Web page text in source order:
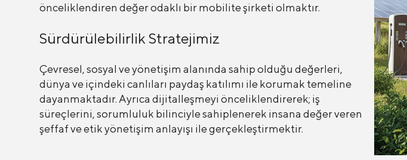
önceliklendiren değer odaklı bir mobilite şirketi olmaktır.
Sürdürülebilirlik Stratejimiz
Çevresel, sosyal ve yönetişim alanında sahip olduğu değerleri,
dünya ve içindeki canlıları paydaş katılımı ile korumak temeline
dayanmaktadır. Ayrıca dijitalleşmeyi önceliklendirerek; iş
süreçlerini, sorumluluk bilinciyle sahiplenerek insana değer veren
şeffaf ve etik yönetişim anlayışı ile gerçekleştirmektir.